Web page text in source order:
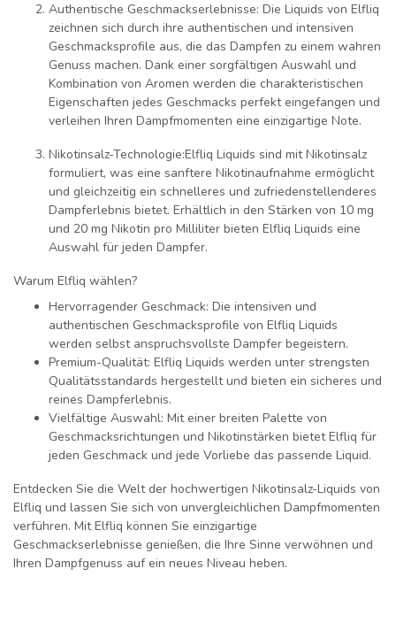
Authentische Geschmackserlebnisse: Die Liquids von Elfliq
zeichnen sich durch ihre authentischen und intensiven
Geschmacksprofile aus, die das Dampfen zu einem wahren
Genuss machen. Dank einer sorgfältigen Auswahl und
Kombination von Aromen werden die charakteristischen
Eigenschaften jedes Geschmacks perfekt eingefangen und
verleihen Ihren Dampfmomenten eine einzigartige Note.
Nikotinsalz-Technologie:Elfliq Liquids sind mit Nikotinsalz
formuliert, was eine sanftere Nikotinaufnahme ermöglicht
und gleichzeitig ein schnelleres und zufriedenstellenderes
Dampferlebnis bietet. Erhältlich in den Stärken von 10 mg
und 20 mg Nikotin pro Milliliter bieten Elfliq Liquids eine
Auswahl für jeden Dampfer.
Warum Elfliq wählen?
Hervorragender Geschmack: Die intensiven und
authentischen Geschmacksprofile von Elfliq Liquids
werden selbst anspruchsvollste Dampfer begeistern.
Premium-Qualität: Elfliq Liquids werden unter strengsten
Qualitätsstandards hergestellt und bieten ein sicheres und
reines Dampferlebnis.
Vielfältige Auswahl: Mit einer breiten Palette von
Geschmacksrichtungen und Nikotinstärken bietet Elfliq für
jeden Geschmack und jede Vorliebe das passende Liquid.
Entdecken Sie die Welt der hochwertigen Nikotinsalz-Liquids von
Elfliq und lassen Sie sich von unvergleichlichen Dampfmomenten
verführen. Mit Elfliq können Sie einzigartige
Geschmackserlebnisse genießen, die Ihre Sinne verwöhnen und
Ihren Dampfgenuss auf ein neues Niveau heben.